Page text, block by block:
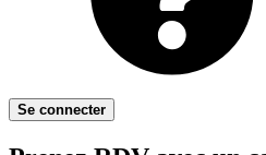
Se connecter